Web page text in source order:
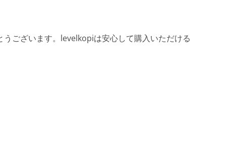
ございます。levelkopiは安心して購入いただける